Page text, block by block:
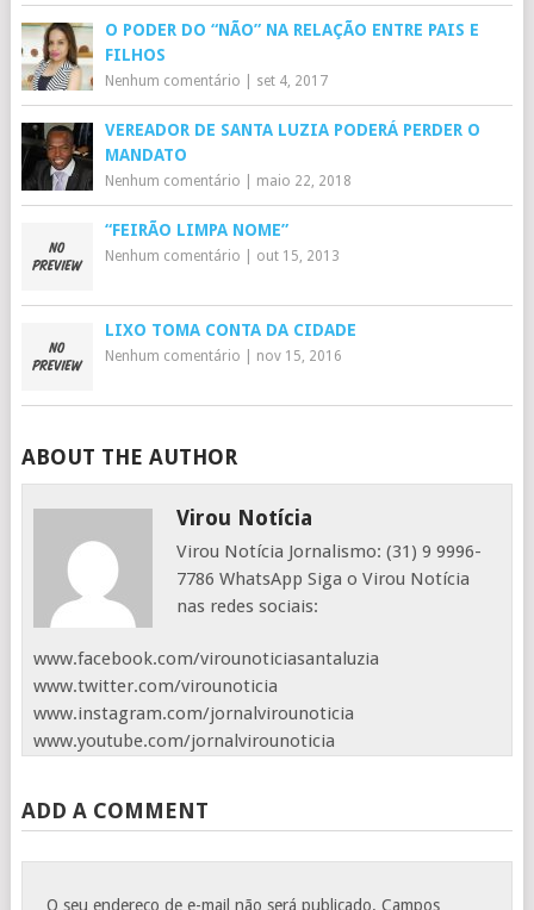
O PODER DO “NÃO” NA RELAÇÃO ENTRE PAIS E
FILHOS
Nenhum comentário set 4, 2017
VEREADOR DE SANTA LUZIA PODERÁ PERDER O
MANDATO
Nenhum comentário maio 22, 2018
“FEIRÃO LIMPA NOME”
Nenhum comentário out 15, 2013
LIXO TOMA CONTA DA CIDADE
Nenhum comentário nov 15, 2016
ABOUT THE AUTHOR
Virou Notícia
Virou Notícia Jornalismo: (31) 9 9996-
7786 WhatsApp Siga o Virou Notícia
nas redes sociais:
www.facebook.com/virounoticiasantaluzia
www.twitter.com/virounoticia
www.instagram.com/jornalvirounoticia
www.youtube.com/jornalvirounoticia
ADD A COMMENT
O seu endereço de e-mail não será publicado. Campos